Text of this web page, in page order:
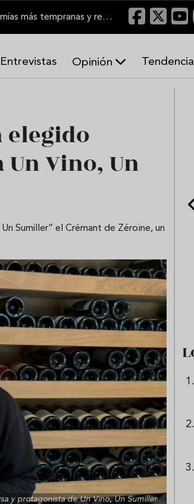
El Marco de Jerez inicia una de sus vendimias más tempranas y recupera producción
Entrevistas Opinión
n
í
s
elegido
Vino, Un
Sumiller” el Crémant de Zéroïne, un
y protagonista de Un Vino, Un Sumiller
Cinco cremas frías de verduras
que querrás repetir todo agosto